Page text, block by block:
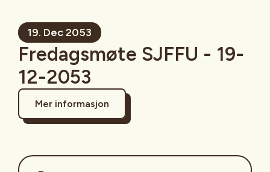
19. Dec 2053
Fredagsmøte SJFFU - 19-
12-2053
Mer informasjon